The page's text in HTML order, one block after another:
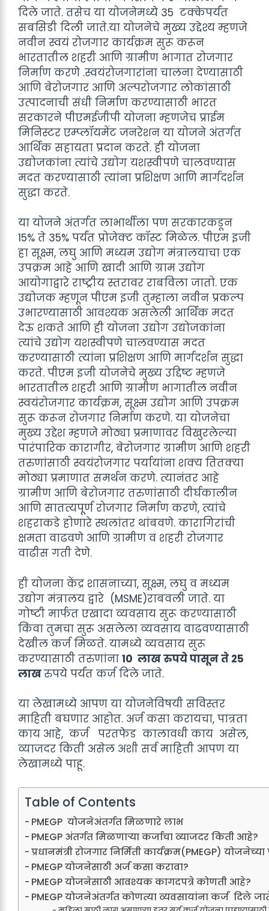
दिले जाते. तसेच या योजनेमध्ये 35 टक्केपर्यंत
सबसिडी दिली जाते.या योजनेचे मुख्य उद्देश्य म्हणजे
नवीन स्वयं रोजगार कार्यक्रम सुरू करून
भारतातील शहरी आणि ग्रामीण भागात रोजगार
निर्माण करणे .स्वयंरोजगारांना चालना देण्यासाठी
आणि बेरोजगार आणि अल्परोजगार लोकांसाठी
उत्पादनाची संधी निर्माण करण्यासाठी भारत
सरकारने पीएमईजीपी योजना म्हणजेच प्राईम
मिनिस्टर एम्प्लॉयमेंट जनरेशन या योजने अंतर्गत
आर्थिक सहायता प्रदान करते. ही योजना
उद्योजकांना त्यांचे उद्योग यशस्वीपणे चालवण्यास
मदत करण्यासाठी त्यांना प्रशिक्षण आणि मार्गदर्शन
सुद्धा करते.
या योजने अंतर्गत लाभार्थीला पण सरकारकडून
15% ते 35% पर्यंत प्रोजेक्ट कॉस्ट मिळेल. पीएम इजी
हा सूक्ष्म, लघु आणि मध्यम उद्योग मंत्रालयाचा एक
उपक्रम आहे आणि खादी आणि ग्राम उद्योग
आयोगाद्वारे राष्ट्रीय स्तरावर राबविला जातो. एक
उद्योजक म्हणून पीएम इजी तुम्हाला नवीन प्रकल्प
उभारण्यासाठी आवश्यक असलेली आर्थिक मदत
देऊ शकते आणि ही योजना उद्योग उद्योजकांना
त्यांचे उद्योग यशस्वीपणे चालवण्यास मदत
करण्यासाठी त्यांना प्रशिक्षण आणि मार्गदर्शन सुद्धा
करते. पीएम इजी योजनेचे मुख्य उद्दिष्ट म्हणजे
भारतातील शहरी आणि ग्रामीण भागातील नवीन
स्वयंरोजगार कार्यक्रम, सूक्ष्म उद्योग आणि उपक्रम
सुरू करून रोजगार निर्माण करणे. या योजनेचा
मुख्य उद्देश म्हणजे मोठ्या प्रमाणावर विखुरलेल्या
पारंपारिक कारागीर, बेरोजगार ग्रामीण आणि शहरी
तरुणांसाठी स्वयंरोजगार पर्यायांना शक्य तितक्या
मोठ्या प्रमाणात समर्थन करणे. त्यानंतर आहे
ग्रामीण आणि बेरोजगार तरुणांसाठी दीर्घकालीन
आणि सातत्यपूर्ण रोजगार निर्माण करणे, त्यांचे
शहराकडे होणारे स्थलांतर थांबवणे. कारागिरांची
क्षमता वाढवणे आणि ग्रामीण व शहरी रोजगार
वाढीस गती देणे.
ही योजना केंद्र शासनाच्या, सूक्ष्म, लघु व मध्यम
उद्योग मंत्रालय द्वारे (MSME)राबवली जाते. या
गोष्टी मार्फत एखादा व्यवसाय सुरू करण्यासाठी
किंवा तुमचा सुरू असलेला व्यवसाय वाढवण्यासाठी
देखील कर्ज मिळते. यामध्ये व्यवसाय सुरू
करण्यासाठी तरुणांना 10 लाख रुपये पासून ते 25
लाखरुपये पर्यंत कर्ज दिले जाते.
या लेखामध्ये आपण या योजनेविषयी सविस्तर
माहिती बघणार आहोत. अर्ज कसा करायचा, पात्रता
काय आहे, कर्ज परतफेड कालावधी काय असेल,
व्याजदर किती असेल अशी सर्व माहिती आपण या
लेखामध्ये पाहू.
Table of Contents
PMEGP योजनेअंतर्गत मिळणारे लाभ
PMEGP अंतर्गत मिळणाऱ्या कर्जाचा व्याजदर किती आहे?
प्रधानमंत्री रोजगार निर्मिती कार्यक्रम(PMEGP) योजनेच्या
PMEGP योजनेसाठी अर्ज कसा करावा?
PMEGP योजनेसाठी आवश्यक कागदपत्रे कोणती आहे?
PMEGP योजनेअंतर्गत कोणत्या व्यवसायांना कर्ज दिले